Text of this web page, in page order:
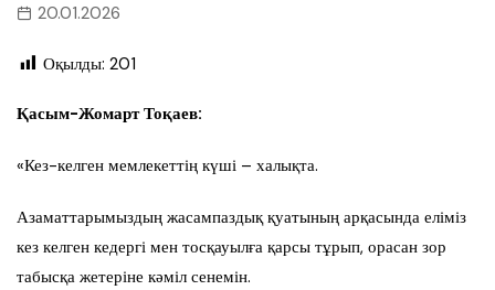
20.01.2026
Оқылды: 201
Қасым-Жомарт Тоқаев:
«Кез-келген мемлекеттің күші – халықта.
Азаматтарымыздың жасампаздық қуатының арқасында еліміз
кез келген кедергі мен тосқауылға қарсы тұрып, орасан зор
табысқа жетеріне кәміл сенемін.